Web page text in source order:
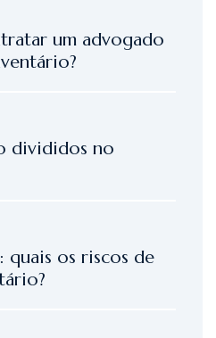
um advogado
divididos no
quais os riscos de